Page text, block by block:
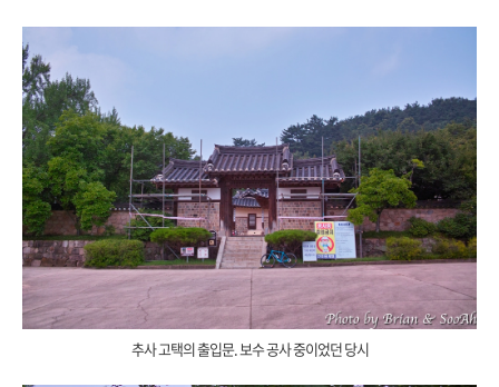
추사 고택의 출입문. 보수 공사 중이었던 당시